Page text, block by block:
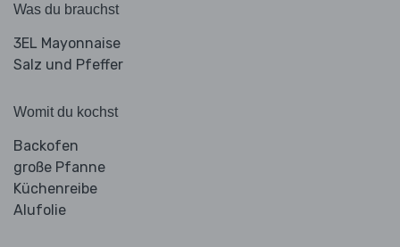
Was du brauchst
3EL Mayonnaise
Salz und Pfeffer
Womit du kochst
Backofen
große Pfanne
Küchenreibe
Alufolie